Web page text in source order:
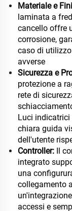
Materiale e
laminata a
cancello offre
corrosione,
caso di
avverse
Sicurezza e
protezione a
rete di
Luci
chiara guida
dell'utente
Controller: Il
integrato
una
collegamento
accessi e